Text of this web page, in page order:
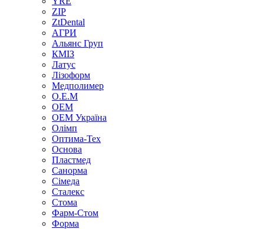
ZIP
ZtDental
АГРИ
Альянс Груп
КМІЗ
Латус
Лізоформ
Медполимер
О.Е.М
ОЕМ
ОЕМ Україна
Олімп
Оптима-Тех
Основа
Пластмед
Санорма
Сімеда
Сталекс
Стома
Фарм-Стом
Форма